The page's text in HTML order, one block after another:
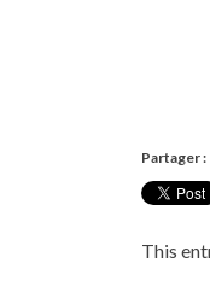
Partager :
This